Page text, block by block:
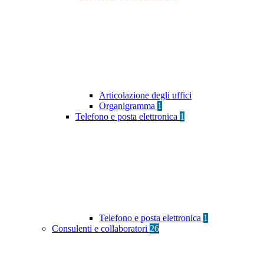
Articolazione degli uffici
Organigramma 1
Telefono e posta elettronica 1
Telefono e posta elettronica 1
Consulenti e collaboratori 26